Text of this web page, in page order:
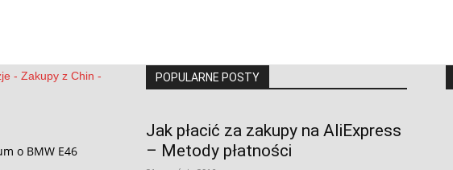
o BMW E46
POPULARNE POSTY
Jak płacić za zakupy na AliExpress
– Metody płatności